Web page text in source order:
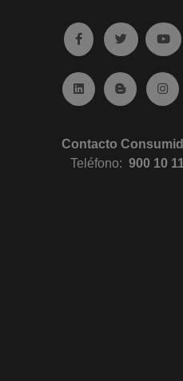
Ir a facebook (abre
Ir a twitter
Ir
Ir a Linkedin (abre
Ir al BlogIr
Contacto
Teléfono:900 10